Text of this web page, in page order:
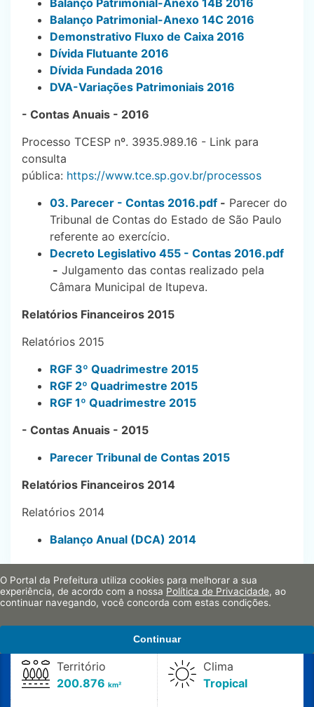
Balanço Patrimonial-Anexo 14C 2016
Demonstrativo Fluxo de Caixa 2016
Dívida Flutuante 2016
Dívida Fundada 2016
DVA-Variações Patrimoniais 2016
- Contas Anuais - 2016
Processo TCESP nº. 3935.989.16 - Link para
consulta
pública: https://www.tce.sp.gov.br/processos
03. Parecer - Contas 2016.pdf - Parecer do
Tribunal de Contas do Estado de São Paulo
referente ao exercício.
Decreto Legislativo 455 - Contas 2016.pdf
- Julgamento das contas realizado pela
Câmara Municipal de Itupeva.
Relatórios Financeiros 2015
Relatórios 2015
RGF 3º Quadrimestre 2015
RGF 2º Quadrimestre 2015
RGF 1º Quadrimestre 2015
- Contas Anuais - 2015
Parecer Tribunal de Contas 2015
Relatórios Financeiros 2014
Relatórios 2014
Balanço Anual (DCA) 2014
Território
200.876 km²
Clima
Tropical
O Portal da Prefeitura utiliza cookies para melhorar a sua
experiência, de acordo com a nossa Política de Privacidade, ao
continuar navegando, você concorda com estas condições.
Continuar